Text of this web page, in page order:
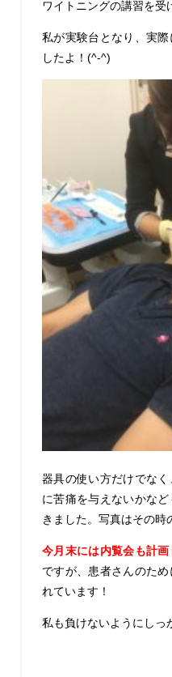
ワイトニングの講習を受
私が実験台となり、実
したよ！(^-^)
器具の使い方だけでな
に苦痛を与えないかな
きました。写真はその時
今月末には内覧会も計画
ですが、患者さんのた
れています！
私も負けないようにしっ